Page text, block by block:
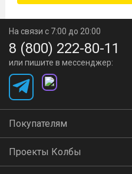
На связи с 7:00 до 20:00
8 (800) 222-80-11
или пишите в мессенджер:
Покупателям
Проекты Колбы